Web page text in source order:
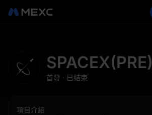
SPACEX(PRE)
首發 · 已結束
項目介紹